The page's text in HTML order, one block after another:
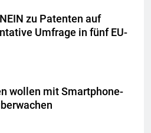
zu Patenten auf
Umfrage in fünf EU-
wollen mit Smartphone-